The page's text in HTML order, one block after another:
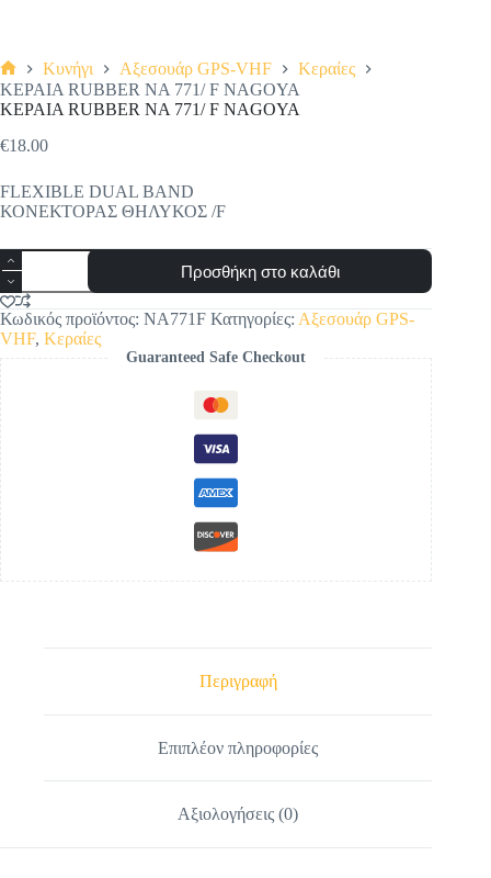
Αρχική
σελίδα
Κυνήγι Αξεσουάρ GPS-VHF
Κεραίες
ΚΕΡΑΙΑ RUBBER NA 771/ F NAGOYA
ΚΕΡΑΙΑ RUBBER NA 771/ F NAGOYA
€18.00
FLEXIBLE DUAL BAND
ΚΟΝΕΚΤΟΡΑΣ ΘΗΛΥΚΟΣ /F
ΚΕΡΑΙΑ
RUBBER
NA
771/
F
NAGOYA
ποσότητα
Προσθήκη στο καλάθι
Κωδικός προϊόντος: NA771F Κατηγορίες: Αξεσουάρ GPS-
VHF, Κεραίες
Guaranteed Safe Checkout
Περιγραφή
Επιπλέον πληροφορίες
Αξιολογήσεις (0)